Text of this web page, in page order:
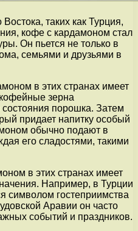
таких как Турция,
кофе с кардамоном стал
Он пьется не только в
семьями и друзьями в
в этих странах имеет
зерна
порошка. Затем
придает напитку особый
обычно подают в
его сладостями, такими
в этих странах имеет
Например, в Турции
символом гостеприимства
Аравии он часто
событий и праздников.